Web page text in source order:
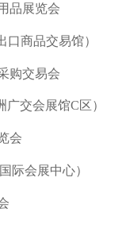
品展览会
口商品交易馆）
购交易会
广交会展馆C 区）
会
际会展中心）